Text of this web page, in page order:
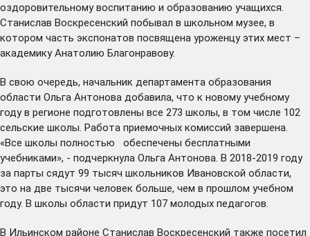
оздоровительному воспитанию и образованию учащихся.
Станислав Воскресенский побывал в школьном музее, в
котором часть экспонатов посвящена уроженцу этих мест –
академику Анатолию Благонравову.
В свою очередь, начальник департамента образования
области Ольга Антонова добавила, что к новому учебному
году в регионе подготовлены все 273 школы, в том числе 102
сельские школы. Работа приемочных комиссий завершена.
«Все школы полностью обеспечены бесплатными
учебниками», - подчеркнула Ольга Антонова. В 2018-2019 году
за парты сядут 99 тысяч школьников Ивановской области,
это на две тысячи человек больше, чем в прошлом учебном
году. В школы области придут 107 молодых педагогов.
В Ильинском районе Станислав Воскресенский также посетил